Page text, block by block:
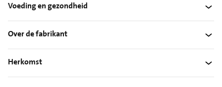
Voeding en gezondheid
Over de fabrikant
Herkomst